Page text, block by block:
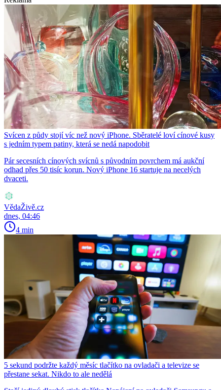
Svícen z půdy stojí víc než nový iPhone. Sběratelé loví cínové kusy
s jedním typem patiny, která se nedá napodobit
Pár secesních cínových svícnů s původním povrchem má aukční
odhad přes 50 tisíc korun. Nový iPhone 16 startuje na necelých
dvaceti.
VědaŽivě.cz
dnes, 04:46
4 min
5 sekund podržte každý měsíc tlačítko na ovladači a televize se
přestane sekat. Nikdo to ale nedělá